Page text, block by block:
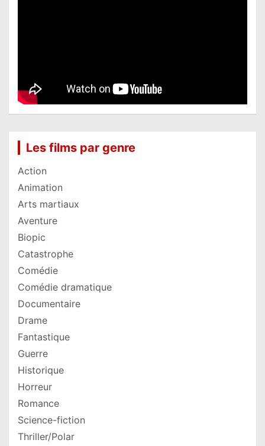
Les films par genre
Action
Animation
Arts martiaux
Aventure
Biopic
Catastrophe
Comédie
Comédie dramatique
Documentaire
Drame
Fantastique
Guerre
Historique
Horreur
Romance
Science-fiction
Thriller/Polar